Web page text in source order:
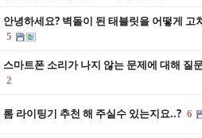
안녕하세요? 벽돌이 된 태블릿을 어떻게 고
5
스마트폰 소리가 나지 않는 문제에 대해 질
2
롬 라이팅기 추천 해 주실수 있는지요..? 6